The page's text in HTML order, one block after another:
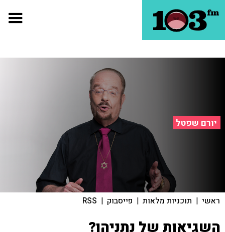
יורם שפטל
ראשי | תוכניות מלאות | פייסבוק |
RSS
השגיאות של נתניהו?